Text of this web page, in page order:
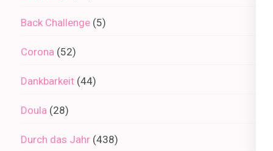
Back Challenge (5)
Corona (52)
Dankbarkeit (44)
Doula (28)
Durch das Jahr (438)